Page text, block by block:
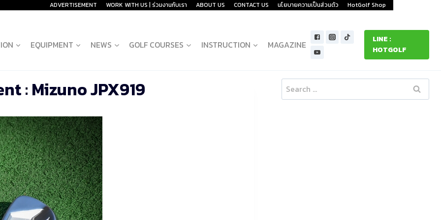
ADVERTISEMENT WORK WITH US | ร่วมงานกับเรา ABOUT US CONTACT US นโยบายความเป็นส่วนตัว HotGolf Shop
EQUIPMENT NEWS GOLF COURSES INSTRUCTION MAGAZINE
LINE :
HOTGOLF
: Mizuno JPX919
Search
for: